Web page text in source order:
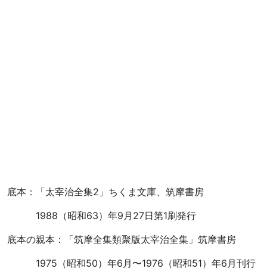
底本：「太宰治全集2」ちくま文庫、筑摩書房
1988（昭和63）年9月27日第1刷発行
底本の親本：「筑摩全集類聚版太宰治全集」筑摩書房
1975（昭和50）年6月〜1976（昭和51）年6月刊行